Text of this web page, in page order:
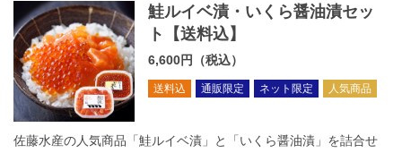
鮭ルイベ漬・いくら醤油漬セッ
ト【送料込】
6,600円（税込）
送料込 通販限定 ネット限定 人気商品
佐藤水産の人気商品「鮭ルイベ漬」と「いくら醤油漬」を詰合せ